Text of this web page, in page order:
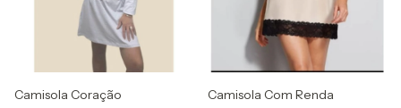
Camisola Coração Camisola Com Renda